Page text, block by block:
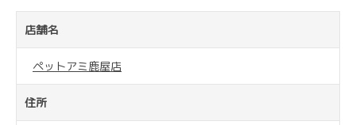
店舗名
ペットアミ鹿屋店
住所